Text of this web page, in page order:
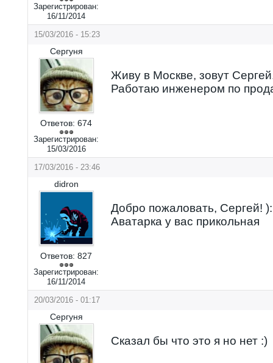
Зарегистрирован:
16/11/2014
15/03/2016 - 15:23
Сергуня
Ответов: 674
Зарегистрирован:
15/03/2016
Живу в Москве, зовут
Работаю инженером по
17/03/2016 - 23:46
didron
Ответов: 827
Зарегистрирован:
16/11/2014
Добро пожаловать, Сергей! ):
Аватарка у вас прикольная
20/03/2016 - 01:17
Сергуня
Сказал бы что это я но нет :)